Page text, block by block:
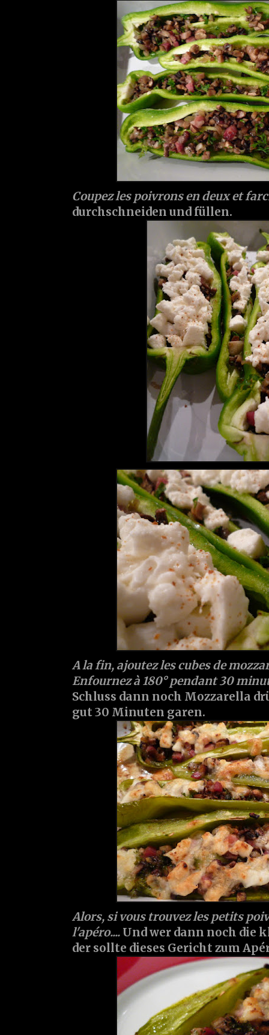
Coupez les poivrons en deux et
durchschneiden und füllen.
A la fin, ajoutez les cubes de
Enfournez à 180° pendant 30
Schluss dann noch Mozzarella
gut 30 Minuten garen.
Alors, si vous trouvez les petits
l'apéro.... Und wer dann noch die
der sollte dieses Gericht zum